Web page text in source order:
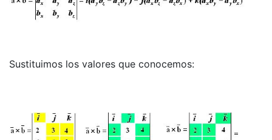
Sustituimos los valores que conocemos: